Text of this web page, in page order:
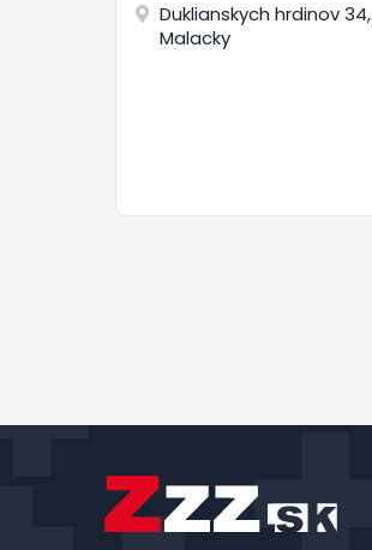
Duklianskych hrdinov 34,
Malacky